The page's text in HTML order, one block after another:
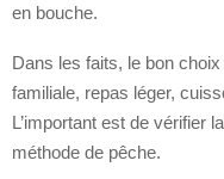
en bouche.
Dans les faits, le bon
familiale, repas léger,
L’important est de vérifier
méthode de pêche.